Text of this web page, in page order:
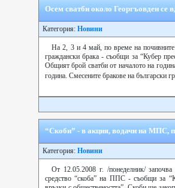
Осем сватби около Георгъовден се
Категория: Новини
На 2, 3 и 4 май, по време на
граждански брака - съобщи за “Кубер
Общият брой сватби от началото на
година. Смесените бракове на български
“Скоби” - в акция, водачи на МПС,
Категория: Новини
От 12.05.2008 г. /понеделник/ започва
средство “скоба” на ППС - съобщи за